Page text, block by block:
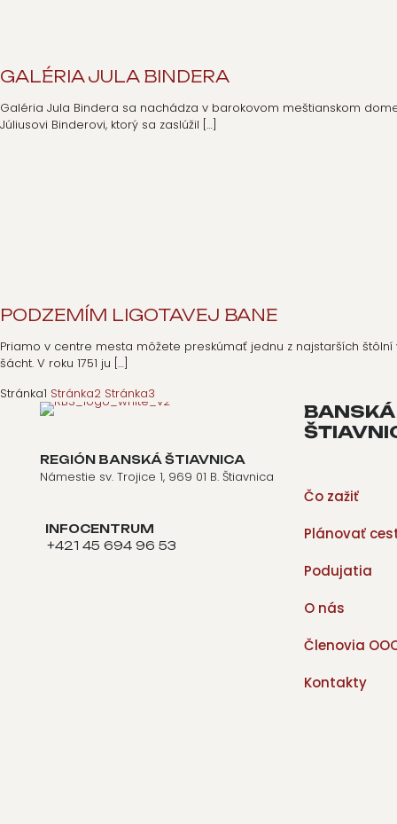
GALÉRIA JULA BINDERA
Galéria Jula Bindera sa nachádza v barokovom meštianskom
Júliusovi Binderovi, ktorý sa zaslúžil […]
PODZEMÍM LIGOTAVEJ BANE
Priamo v centre mesta môžete preskúmať jednu z najstarších
šácht. V roku 1751 ju […]
Stránka1 Stránka2 Stránka3
REGIÓN BANSKÁ ŠTIAVNICA
Námestie sv. Trojice 1, 969 01 B. Štiavnica
INFOCENTRUM
+421 45 694 96 53
BANSKÁ
Čo zažiť
Plánovať
Podujatia
O nás
Členovia
Kontakty